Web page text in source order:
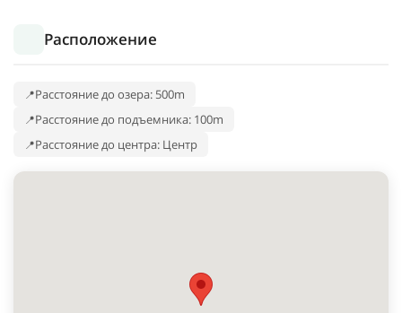
Расположение
Расстояние до озера: 500m
Расстояние до подъемника: 100m
Расстояние до центра: Центр